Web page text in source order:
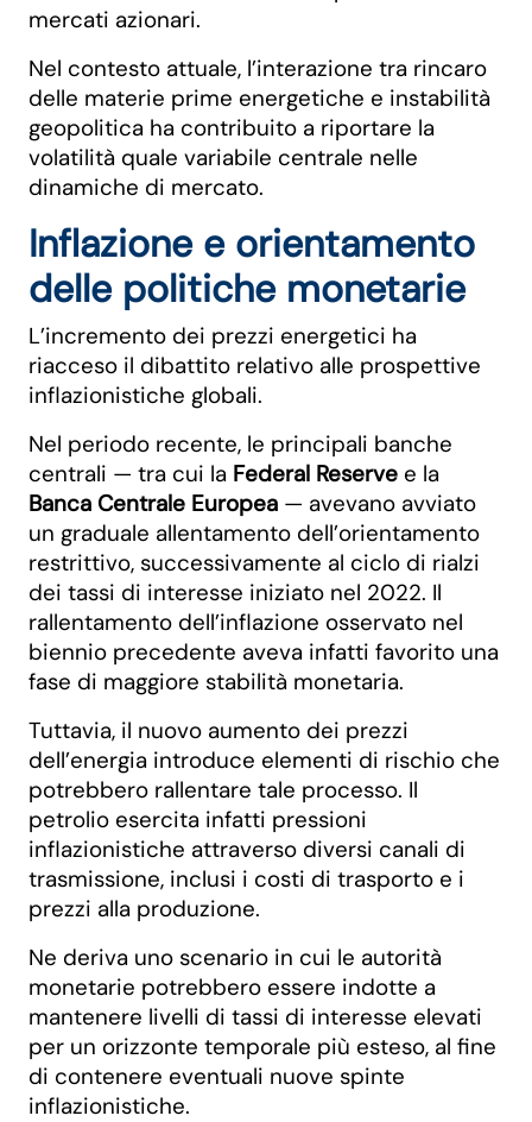
mercati azionari.
Nel contesto attuale, l’interazione tra rincaro
delle materie prime energetiche e instabilità
geopolitica ha contribuito a riportare la
volatilità quale variabile centrale nelle
dinamiche di mercato.
Inflazione e orientamento
delle politiche monetarie
L’incremento dei prezzi energetici ha
riacceso il dibattito relativo alle prospettive
inflazionistiche globali.
Nel periodo recente, le principali banche
centrali — tra cui la Federal Reserve e la
Banca Centrale Europea — avevano avviato
un graduale allentamento dell’orientamento
restrittivo, successivamente al ciclo di rialzi
dei tassi di interesse iniziato nel 2022. Il
rallentamento dell’inflazione osservato nel
biennio precedente aveva infatti favorito una
fase di maggiore stabilità monetaria.
Tuttavia, il nuovo aumento dei prezzi
dell’energia introduce elementi di rischio che
potrebbero rallentare tale processo. Il
petrolio esercita infatti pressioni
inflazionistiche attraverso diversi canali di
trasmissione, inclusi i costi di trasporto e i
prezzi alla produzione.
Ne deriva uno scenario in cui le autorità
monetarie potrebbero essere indotte a
mantenere livelli di tassi di interesse elevati
per un orizzonte temporale più esteso, al fine
di contenere eventuali nuove spinte
inflazionistiche.